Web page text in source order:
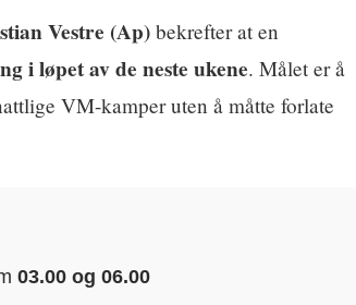
Vestre (Ap)bekrefter at en
i løpet av de neste ukene. Målet er å
VM-kamper uten å måtte forlate
03.00 og 06.00